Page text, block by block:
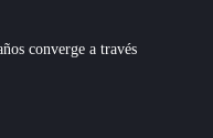
converge a través